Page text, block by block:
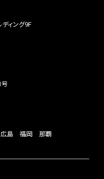
ィング9F
島 福岡 那覇